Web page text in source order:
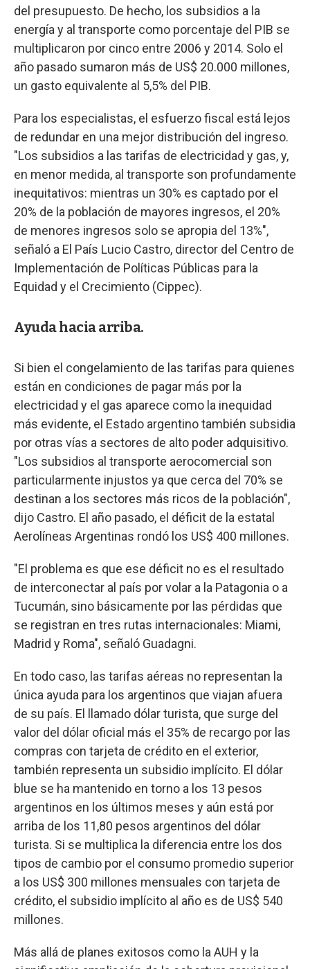
del presupuesto. De hecho, los subsidios a la
energía y al transporte como porcentaje del PIB se
multiplicaron por cinco entre 2006 y 2014. Solo el
año pasado sumaron más de US$ 20.000 millones,
un gasto equivalente al 5,5% del PIB.
Para los especialistas, el esfuerzo fiscal está lejos
de redundar en una mejor distribución del ingreso.
"Los subsidios a las tarifas de electricidad y gas, y,
en menor medida, al transporte son profundamente
inequitativos: mientras un 30% es captado por el
20% de la población de mayores ingresos, el 20%
de menores ingresos solo se apropia del 13%",
señaló a El País Lucio Castro, director del Centro de
Implementación de Políticas Públicas para la
Equidad y el Crecimiento (Cippec).
Ayuda hacia arriba.
Si bien el congelamiento de las tarifas para quienes
están en condiciones de pagar más por la
electricidad y el gas aparece como la inequidad
más evidente, el Estado argentino también subsidia
por otras vías a sectores de alto poder adquisitivo.
"Los subsidios al transporte aerocomercial son
particularmente injustos ya que cerca del 70% se
destinan a los sectores más ricos de la población",
dijo Castro. El año pasado, el déficit de la estatal
Aerolíneas Argentinas rondó los US$ 400 millones.
"El problema es que ese déficit no es el resultado
de interconectar al país por volar a la Patagonia o a
Tucumán, sino básicamente por las pérdidas que
se registran en tres rutas internacionales: Miami,
Madrid y Roma", señaló Guadagni.
En todo caso, las tarifas aéreas no representan la
única ayuda para los argentinos que viajan afuera
de su país. El llamado dólar turista, que surge del
valor del dólar oficial más el 35% de recargo por las
compras con tarjeta de crédito en el exterior,
también representa un subsidio implícito. El dólar
blue se ha mantenido en torno a los 13 pesos
argentinos en los últimos meses y aún está por
arriba de los 11,80 pesos argentinos del dólar
turista. Si se multiplica la diferencia entre los dos
tipos de cambio por el consumo promedio superior
a los US$ 300 millones mensuales con tarjeta de
crédito, el subsidio implícito al año es de US$ 540
millones.
Más allá de planes exitosos como la AUH y la